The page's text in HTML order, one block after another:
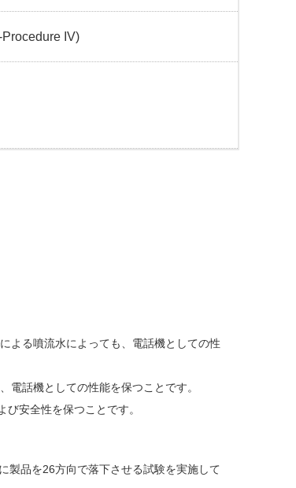
IV)
よる噴流水によっても、電話機としての性
話機としての性能を保つことです。
安全性を保つことです。
製品を26方向で落下させる試験を実施して